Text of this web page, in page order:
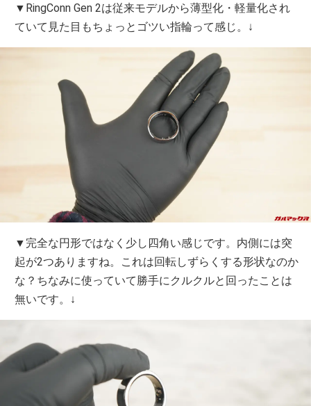
▼RingConn Gen 2は従来モデルから薄型化・軽量化され
ていて見た目もちょっとゴツい指輪って感じ。↓
▼完全な円形ではなく少し四角い感じです。内側には突
起が2つありますね。これは回転しずらくする形状なのか
な？ちなみに使っていて勝手にクルクルと回ったことは
無いです。↓